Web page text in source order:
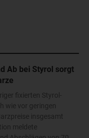
Ab bei Styrol sorgt
fixierten Styrol-
wie vor geringen
insgesamt
meldete